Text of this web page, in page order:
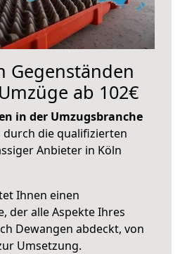
Gegenständen
ab 102€
in der Umzugsbranche
durch die qualifizierten
Anbieter in Köln
Ihnen einen
der alle Aspekte Ihres
Dewangen abdeckt, von
Umsetzung.